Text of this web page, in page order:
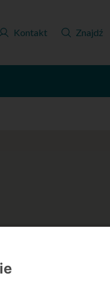
Kontakt Znajdź